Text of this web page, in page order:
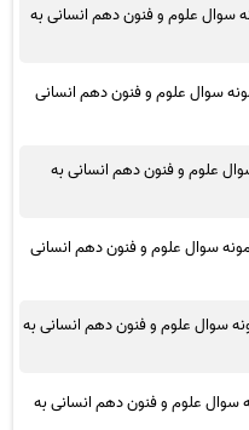
سوال علوم و فنون دهم انسانی به
سوال علوم و فنون دهم انسانی
علوم و فنون دهم انسانی به
سوال علوم و فنون دهم انسانی
سوال علوم و فنون دهم انسانی به
سوال علوم و فنون دهم انسانی به